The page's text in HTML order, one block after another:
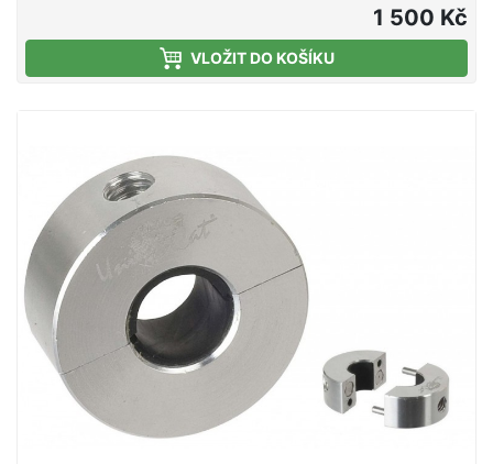
500, 1000, 1500 a 2000 Kč.Každý dárkový poukaz
má svůj specifický kód a po jeho zadání do pole
"slevový kupón" v posledním kroku nákupního
zakoupení.V případě, že nákup nedosáhne hodnoty
dárkového poukazu, rozdílná částka se nevrací
(např. nákup za 1480Kč, dárkový poukaz v hodnotě
1500Kč. 20Kč se nevrací).V případě, že nákup
přesáhne hodnotu dárkového poukazu, zákazník
uhradí rozdíl při převzetí zboží (např. nákup za
1520Kč, dárkový poukaz v hodnotě 1500Kč.
Zákazník doplatí 20Kč při převzetí
zboží).UPOZORNĚNÍ: Tento dárkový poukaz je
možné uplatnit pouze při nákupu v rámci
internetového obchodu.
1 500 Kč
VLOŽIT DO KOŠÍKU